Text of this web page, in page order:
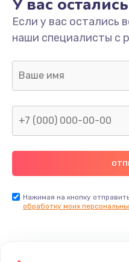
У вас
Если у вас остались
наши специалисты с
Нажимая на кнопку
обработку моих